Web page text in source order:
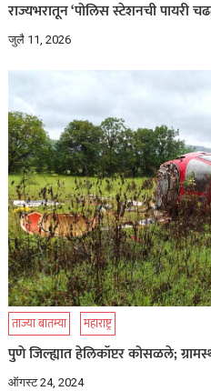
राज्यभरातून ‘पोलिस स्टेशनची पायरी
जुलै 11, 2026
ताज्या बातम्या महाराष्ट्र
पुणे जिल्ह्यात हेलिकॉप्टर कोसळले;
ऑगस्ट 24, 2024